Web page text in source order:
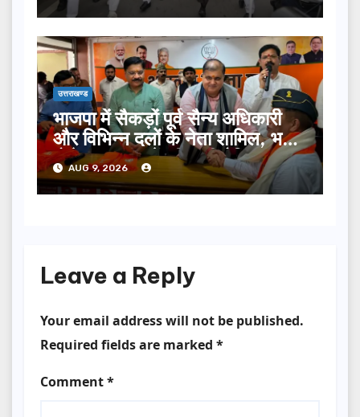
उत्तराखण्ड
भाजपा में सैकड़ों पूर्व सैन्य अधिकारी
और विभिन्न दलों के नेता शामिल, भट्ट
बोले- 2027 में जीत की हैट्रिक
लगाएगी पार्टी
AUG 9, 2026
Leave a Reply
Your email address will not be published.
Required fields are marked *
Comment*